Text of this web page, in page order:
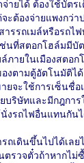
ายได้ ต้องใช้บัตร
ะต้องจ่ายแพงกว่า
รรถเมล์หรือรถไ
นที่สตอกโฮล์มมีบั
ภายในเมืองสตอ
งตามตู้อัตโนมัติไ
ยจะใช้การเซ็นชื่
บริษัทและมีกฎกา
งรถไฟอื่นแทนกัน
ถเดินขึ้นไปได้เล
รวจตั๋วถ้าหากไ